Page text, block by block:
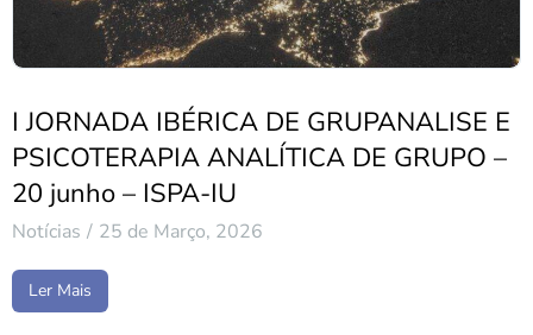
I JORNADA IBÉRICA DE GRUPANALISE E
PSICOTERAPIA ANALÍTICA DE GRUPO –
20 junho – ISPA-IU
Notícias 25 de Março, 2026
Ler Mais